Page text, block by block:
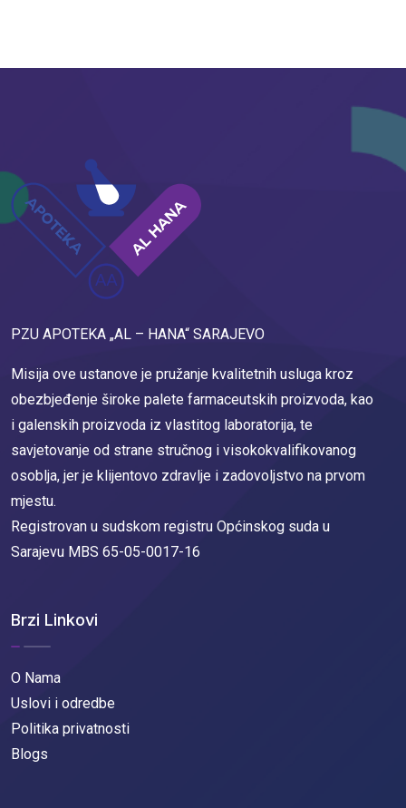
PZU APOTEKA „AL – HANA“ SARAJEVO
Misija ove ustanove je pružanje kvalitetnih usluga kroz
obezbjeđenje široke palete farmaceutskih proizvoda, kao
i galenskih proizvoda iz vlastitog laboratorija, te
savjetovanje od strane stručnog i visokokvalifikovanog
osoblja, jer je klijentovo zdravlje i zadovoljstvo na prvom
mjestu.
Registrovan u sudskom registru Općinskog suda u
Sarajevu MBS 65-05-0017-16
Brzi Linkovi
O Nama
Uslovi i odredbe
Politika privatnosti
Blogs